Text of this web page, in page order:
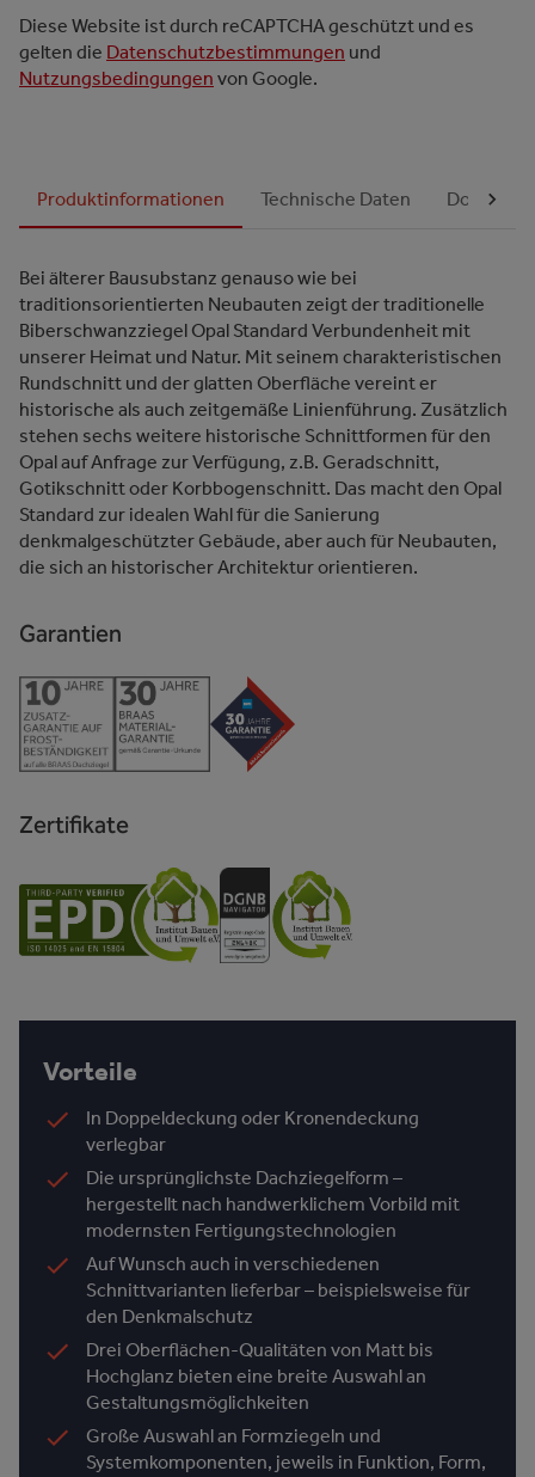
Diese Website ist durch reCAPTCHA geschützt und es
gelten die Datenschutzbestimmungen und
Nutzungsbedingungen von Google.
Produktinformationen Technische Daten
Bei älterer Bausubstanz genauso wie bei
traditionsorientierten Neubauten zeigt der traditionelle
Biberschwanzziegel Opal Standard Verbundenheit mit
unserer Heimat und Natur. Mit seinem charakteristischen
Rundschnitt und der glatten Oberfläche vereint er
historische als auch zeitgemäße Linienführung. Zusätzlich
stehen sechs weitere historische Schnittformen für den
Opal auf Anfrage zur Verfügung, z.B. Geradschnitt,
Gotikschnitt oder Korbbogenschnitt. Das macht den Opal
Standard zur idealen Wahl für die Sanierung
denkmalgeschützter Gebäude, aber auch für Neubauten,
die sich an historischer Architektur orientieren.
Garantien
Zertifikate
Vorteile
In Doppeldeckung oder Kronendeckung
verlegbar
Die ursprünglichste Dachziegelform –
hergestellt nach handwerklichem Vorbild mit
modernsten Fertigungstechnologien
Auf Wunsch auch in verschiedenen
Schnittvarianten lieferbar – beispielsweise für
den Denkmalschutz
Drei Oberflächen-Qualitäten von Matt bis
Hochglanz bieten eine breite Auswahl an
Gestaltungsmöglichkeiten
Große Auswahl an Formziegeln und
Systemkomponenten, jeweils in Funktion, Form,